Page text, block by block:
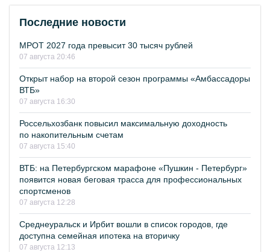
Последние новости
МРОТ 2027 года превысит 30 тысяч рублей
07 августа 20:46
Открыт набор на второй сезон программы «Амбассадоры
ВТБ»
07 августа 16:30
Россельхозбанк повысил максимальную доходность
по накопительным счетам
07 августа 15:40
ВТБ: на Петербургском марафоне «Пушкин - Петербург»
появится новая беговая трасса для профессиональных
спортсменов
07 августа 12:28
Среднеуральск и Ирбит вошли в список городов, где
доступна семейная ипотека на вторичку
07 августа 12:13